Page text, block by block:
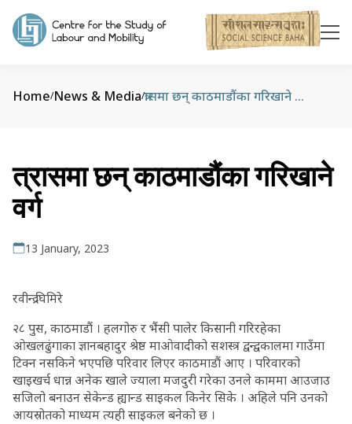
Home/News & Media/ त्रासमा छन् काठमाडौंका गरिखाने वर्ग
त्रासमा छन् काठमाडौंका गरिखाने
वर्ग
13 January, 2023
रवीन्द्र घिमिरे
२८ पुस, काठमाडौं । हलगोरु र भैंसी पालेर किसानी गरिरहेका
ओखलढुंगाका ज्ञानबहादुर श्रेष्ठ माओवादीको सशस्त्र द्वन्द्वकालमा गाउँमा
टिक्न नसकिने भएपछि परिवार लिएर काठमाडौं आए । परिवारको
खाइखर्च धान्न अनेक खाले ज्याला मजदुरी गरेका उनले काममा आउजाउ
सजिलो बनाउन सेकेन्ड ह्यान्ड साइकल किनेर सिके । अहिले पनि उनको
आयस्रोतको माध्यम त्यही साइकल बनेको छ ।